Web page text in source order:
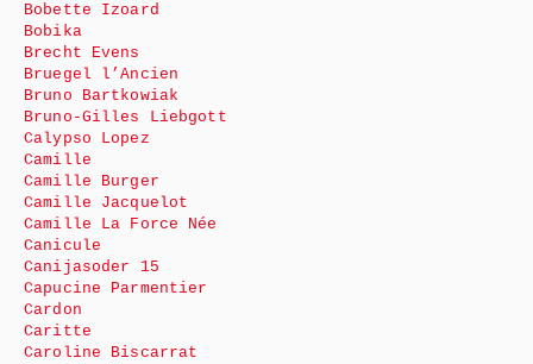
Bobette Izoard
Bobika
Brecht Evens
Bruegel l’Ancien
Bruno Bartkowiak
Bruno-Gilles Liebgott
Calypso Lopez
Camille
Camille Burger
Camille Jacquelot
Camille La Force Née
Canicule
Canijasoder 15
Capucine Parmentier
Cardon
Caritte
Caroline Biscarrat